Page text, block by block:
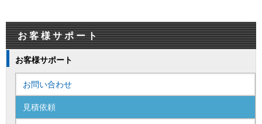
お客様サポート
お客様サポート
お問い合わせ
見積依頼